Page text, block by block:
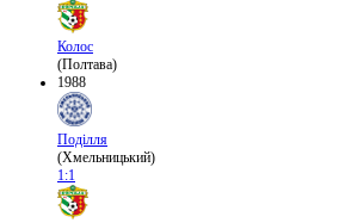
Колос
(Полтава)
1988
Поділля
(Хмельницький)
1:1